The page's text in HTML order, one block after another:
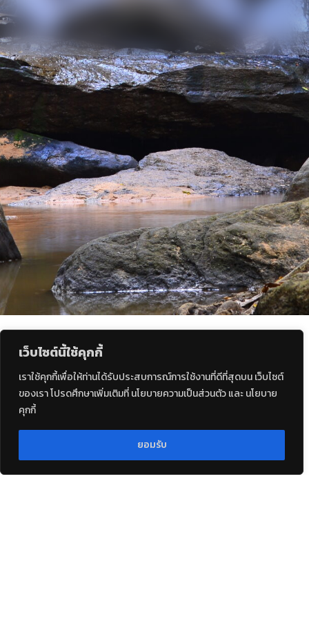
เว็บไซต์นี้ใช้คุกกี้
เราใช้คุกกี้เพื่อให้ท่านได้รับประสบการณ์การใช้งานที่ดีที่สุดบน เว็บไซต์
ของเรา โปรดศึกษาเพิ่มเติมที่ นโยบายความเป็นส่วนตัว และ นโยบาย
คุกกี้
ยอมรับ